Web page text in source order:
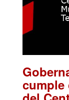
cumple